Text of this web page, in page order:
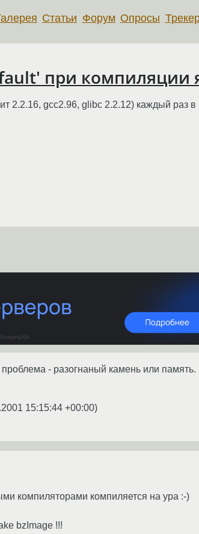
Статьи Форум Опросы
при компиляции
2.2.16, gcc2.96, glibc 2.2.12) каждый
- разогнаный камень или
15:15:44 +00:00)
компиляторами компиляется на ура :-)
bzImage !!!